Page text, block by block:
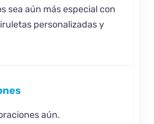
sea aún más especial con
personalizadas y
aún.